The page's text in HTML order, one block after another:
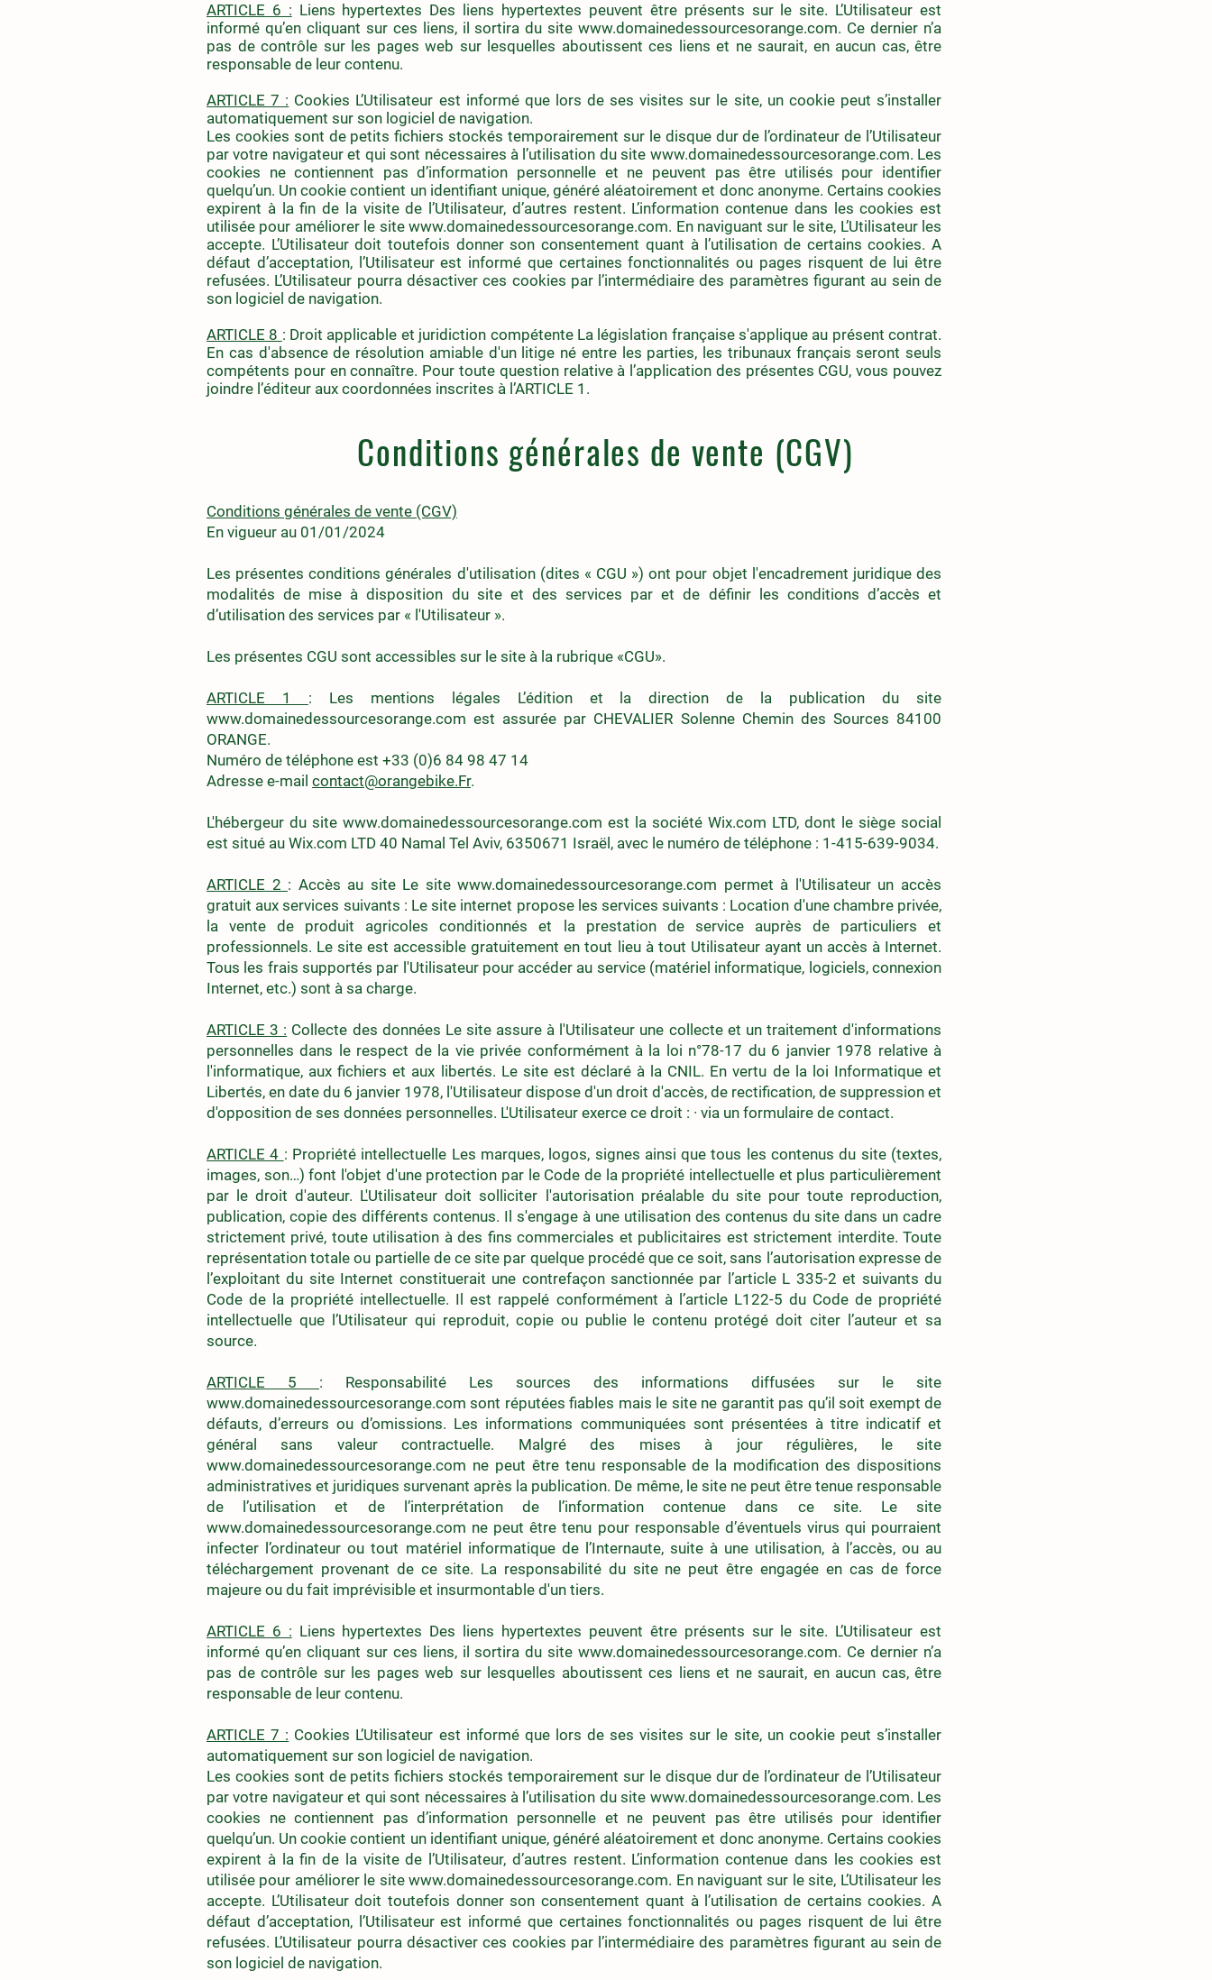
ARTICLE 6 : Liens hypertextes Des liens hypertextes peuvent être présents sur le site. L’Utilisateur est
informé qu’en cliquant sur ces liens, il sortira du sitewww.domainedessourcesorange.com. Ce dernier n’a
pas de contrôle sur les pages web sur lesquelles aboutissent ces liens et ne saurait, en aucun cas, être
responsable de leur contenu.
ARTICLE 7 : Cookies L’Utilisateur est informé que lors de ses visites sur le site, un cookie peut s’installer
automatiquement sur son logiciel de navigation.
Les cookies sont de petits fichiers stockés temporairement sur le disque dur de l’ordinateur de l’Utilisateur
par votre navigateur et qui sont nécessaires à l’utilisation du site www.domainedessourcesorange.com. Les
cookies ne contiennent pas d’information personnelle et ne peuvent pas être utilisés pour identifier
quelqu’un. Un cookie contient un identifiant unique, généré aléatoirement et donc anonyme. Certains cookies
expirent à la fin de la visite de l’Utilisateur, d’autres restent. L’information contenue dans les cookies est
utilisée pour améliorer le sitewww.domainedessourcesorange.com. En naviguant sur le site, L’Utilisateur les
accepte. L’Utilisateur doit toutefois donner son consentement quant à l’utilisation de certains cookies. A
défaut d’acceptation, l’Utilisateur est informé que certaines fonctionnalités ou pages risquent de lui être
refusées. L’Utilisateur pourra désactiver ces cookies par l’intermédiaire des paramètres figurant au sein de
son logiciel de navigation.
ARTICLE 8 : Droit applicable et juridiction compétente La législation française s'applique au présent contrat.
En cas d'absence de résolution amiable d'un litige né entre les parties, les tribunaux français seront seuls
compétents pour en connaître. Pour toute question relative à l’application des présentes CGU, vous pouvez
joindre l’éditeur aux coordonnées inscrites à l’ARTICLE 1.
Conditions générales de vente (CGV)
Conditions générales de vente (CGV)
En vigueur au 01/01/2024
Les présentes conditions générales d'utilisation (dites « CGU ») ont pour objet l'encadrement juridique des
modalités de mise à disposition du site et des services par et de définir les conditions d’accès et
d’utilisation des services par « l'Utilisateur ».
Les présentes CGU sont accessibles sur le site à la rubrique «CGU».
ARTICLE 1 : Les mentions légales L’édition et la direction de la publication du site
www.domainedessourcesorange.com est assurée par CHEVALIER Solenne Chemin des Sources 84100
ORANGE.
Numéro de téléphone est +33 (0)6 84 98 47 14
Adresse e-mail contact@orangebike.Fr.
L'hébergeur du site www.domainedessourcesorange.com est la société Wix.com LTD, dont le siège social
est situé au Wix.com LTD 40 Namal Tel Aviv, 6350671 Israël, avec le numéro de téléphone : 1-415-639-9034.
ARTICLE 2 : Accès au site Le sitewww.domainedessourcesorange.com permet à l'Utilisateur un accès
gratuit aux services suivants : Le site internet propose les services suivants : Location d'une chambre privée,
la vente de produit agricoles conditionnés et la prestation de service auprès de particuliers et
professionnels. Le site est accessible gratuitement en tout lieu à tout Utilisateur ayant un accès à Internet.
Tous les frais supportés par l'Utilisateur pour accéder au service (matériel informatique, logiciels, connexion
Internet, etc.) sont à sa charge.
ARTICLE 3 : Collecte des données Le site assure à l'Utilisateur une collecte et un traitement d'informations
personnelles dans le respect de la vie privée conformément à la loi n°78-17 du 6 janvier 1978 relative à
l'informatique, aux fichiers et aux libertés. Le site est déclaré à la CNIL. En vertu de la loi Informatique et
Libertés, en date du 6 janvier 1978, l'Utilisateur dispose d'un droit d'accès, de rectification, de suppression et
d'opposition de ses données personnelles. L'Utilisateur exerce ce droit : · via un formulaire de contact.
ARTICLE 4 : Propriété intellectuelle Les marques, logos, signes ainsi que tous les contenus du site (textes,
images, son…) font l'objet d'une protection par le Code de la propriété intellectuelle et plus particulièrement
par le droit d'auteur. L'Utilisateur doit solliciter l'autorisation préalable du site pour toute reproduction,
publication, copie des différents contenus. Il s'engage à une utilisation des contenus du site dans un cadre
strictement privé, toute utilisation à des fins commerciales et publicitaires est strictement interdite. Toute
représentation totale ou partielle de ce site par quelque procédé que ce soit, sans l’autorisation expresse de
l’exploitant du site Internet constituerait une contrefaçon sanctionnée par l’article L 335-2 et suivants du
Code de la propriété intellectuelle. Il est rappelé conformément à l’article L122-5 du Code de propriété
intellectuelle que l’Utilisateur qui reproduit, copie ou publie le contenu protégé doit citer l’auteur et sa
source.
ARTICLE 5 : Responsabilité Les sources des informations diffusées sur le site
www.domainedessourcesorange.com sont réputées fiables mais le site ne garantit pas qu’il soit exempt de
défauts, d’erreurs ou d’omissions. Les informations communiquées sont présentées à titre indicatif et
général sans valeur contractuelle. Malgré des mises à jour régulières, le site
www.domainedessourcesorange.com ne peut être tenu responsable de la modification des dispositions
administratives et juridiques survenant après la publication. De même, le site ne peut être tenue responsable
de l’utilisation et de l’interprétation de l’information contenue dans ce site. Le site
www.domainedessourcesorange.com ne peut être tenu pour responsable d’éventuels virus qui pourraient
infecter l’ordinateur ou tout matériel informatique de l’Internaute, suite à une utilisation, à l’accès, ou au
téléchargement provenant de ce site. La responsabilité du site ne peut être engagée en cas de force
majeure ou du fait imprévisible et insurmontable d'un tiers.
ARTICLE 6 : Liens hypertextes Des liens hypertextes peuvent être présents sur le site. L’Utilisateur est
informé qu’en cliquant sur ces liens, il sortira du sitewww.domainedessourcesorange.com. Ce dernier n’a
pas de contrôle sur les pages web sur lesquelles aboutissent ces liens et ne saurait, en aucun cas, être
responsable de leur contenu.
ARTICLE 7 : Cookies L’Utilisateur est informé que lors de ses visites sur le site, un cookie peut s’installer
automatiquement sur son logiciel de navigation.
Les cookies sont de petits fichiers stockés temporairement sur le disque dur de l’ordinateur de l’Utilisateur
par votre navigateur et qui sont nécessaires à l’utilisation du site www.domainedessourcesorange.com. Les
cookies ne contiennent pas d’information personnelle et ne peuvent pas être utilisés pour identifier
quelqu’un. Un cookie contient un identifiant unique, généré aléatoirement et donc anonyme. Certains cookies
expirent à la fin de la visite de l’Utilisateur, d’autres restent. L’information contenue dans les cookies est
utilisée pour améliorer le sitewww.domainedessourcesorange.com. En naviguant sur le site, L’Utilisateur les
accepte. L’Utilisateur doit toutefois donner son consentement quant à l’utilisation de certains cookies. A
défaut d’acceptation, l’Utilisateur est informé que certaines fonctionnalités ou pages risquent de lui être
refusées. L’Utilisateur pourra désactiver ces cookies par l’intermédiaire des paramètres figurant au sein de
son logiciel de navigation.